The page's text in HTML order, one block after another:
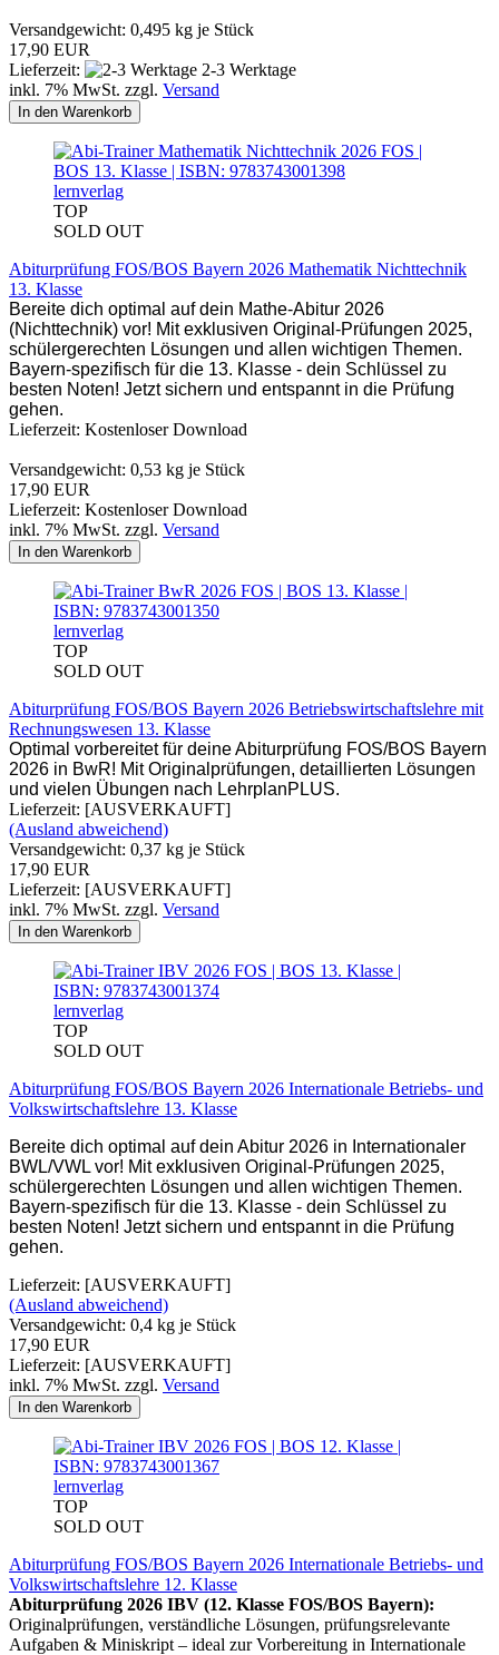
Versandgewicht: 0,495 kg je Stück
17,90 EUR
Lieferzeit:
2-3 Werktage
inkl. 7% MwSt. zzgl. Versand
In den Warenkorb
lernverlag
TOP
SOLD OUT
Abiturprüfung FOS/BOS Bayern 2026 Mathematik Nichttechnik
13. Klasse
Bereite dich optimal auf dein Mathe-Abitur 2026
(Nichttechnik) vor! Mit exklusiven Original-Prüfungen 2025,
schülergerechten Lösungen und allen wichtigen Themen.
Bayern-spezifisch für die 13. Klasse - dein Schlüssel zu
besten Noten! Jetzt sichern und entspannt in die Prüfung
gehen.
Lieferzeit: Kostenloser Download
Versandgewicht: 0,53 kg je Stück
17,90 EUR
Lieferzeit: Kostenloser Download
inkl. 7% MwSt. zzgl. Versand
In den Warenkorb
lernverlag
TOP
SOLD OUT
Abiturprüfung FOS/BOS Bayern 2026 Betriebswirtschaftslehre mit
Rechnungswesen 13. Klasse
Optimal vorbereitet für deine Abiturprüfung FOS/BOS Bayern
2026 in BwR! Mit Originalprüfungen, detaillierten Lösungen
und vielen Übungen nach LehrplanPLUS.
Lieferzeit: [AUSVERKAUFT]
(Ausland abweichend)
Versandgewicht: 0,37 kg je Stück
17,90 EUR
Lieferzeit: [AUSVERKAUFT]
inkl. 7% MwSt. zzgl. Versand
In den Warenkorb
lernverlag
TOP
SOLD OUT
Abiturprüfung FOS/BOS Bayern 2026 Internationale Betriebs- und
Volkswirtschaftslehre 13. Klasse
Bereite dich optimal auf dein Abitur 2026 in Internationaler
BWL/VWL vor! Mit exklusiven Original-Prüfungen 2025,
schülergerechten Lösungen und allen wichtigen Themen.
Bayern-spezifisch für die 13. Klasse - dein Schlüssel zu
besten Noten! Jetzt sichern und entspannt in die Prüfung
gehen.
Lieferzeit: [AUSVERKAUFT]
(Ausland abweichend)
Versandgewicht: 0,4 kg je Stück
17,90 EUR
Lieferzeit: [AUSVERKAUFT]
inkl. 7% MwSt. zzgl. Versand
In den Warenkorb
lernverlag
TOP
SOLD OUT
Abiturprüfung FOS/BOS Bayern 2026 Internationale Betriebs- und
Volkswirtschaftslehre 12. Klasse
Abiturprüfung 2026 IBV (12. Klasse FOS/BOS Bayern):
Originalprüfungen, verständliche Lösungen, prüfungsrelevante
Aufgaben & Miniskript – ideal zur Vorbereitung in Internationale